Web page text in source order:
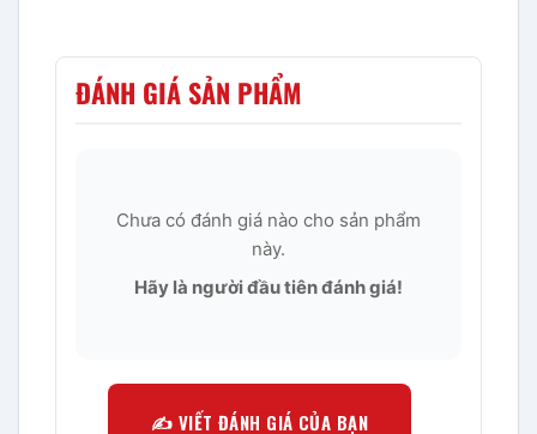
ĐÁNH GIÁ SẢN PHẨM
Chưa có đánh giá nào cho sản phẩm
này.
Hãy là người đầu tiên đánh giá!
✍️ VIẾT ĐÁNH GIÁ CỦA BẠN